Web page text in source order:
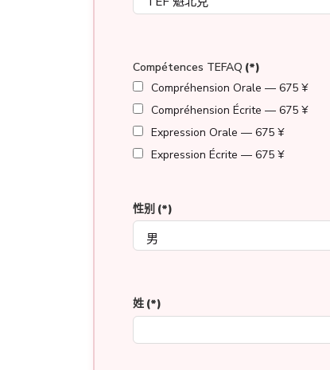
Compétences TEFAQ (*)
Compréhension Orale — 675 ¥
Compréhension Écrite — 675 ¥
Expression Orale — 675 ¥
Expression Écrite — 675 ¥
性别 (*)
姓 (*)